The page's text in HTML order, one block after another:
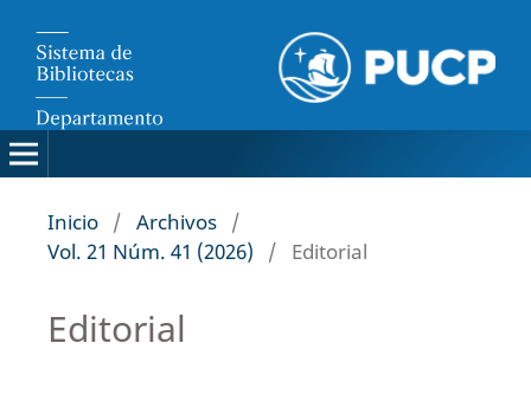
Inicio / Archivos /
Vol. 21 Núm. 41 (2026)
/ Editorial
Editorial